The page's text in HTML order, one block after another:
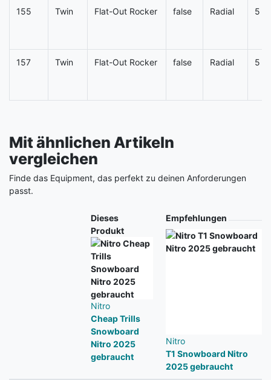
155 Twin Flat-Out Rocker false Radial 5
157 Twin Flat-Out Rocker false Radial 5
Mit ähnlichen Artikeln
vergleichen
Finde das Equipment, das perfekt zu deinen Anforderungen
passt.
Dieses
Produkt
Nitro
Cheap Trills
Snowboard
Nitro 2025
gebraucht
Empfehlungen
Nitro
T1 Snowboard Nitro
2025 gebraucht